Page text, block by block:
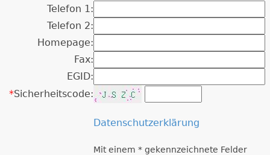
Telefon 1:
Telefon 2:
Homepage:
Fax:
EGID:
*Sicherheitscode:
Datenschutzerklärung
Mit einem * gekennzeichnete Felder